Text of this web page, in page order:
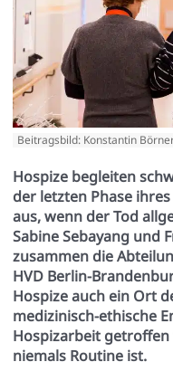
Beitragsbild: Konstantin
Hospize begleiten
der letzten Phase
aus, wenn der Tod
Sabine Sebayang und
zusammen die
HVD Berlin-
Hospize auch ein Ort
medizinisch-ethische
Hospizarbeit
niemals Routine ist.